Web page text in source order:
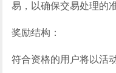
易，以确保交易处理的
奖励结构：
符合资格的用户将以活